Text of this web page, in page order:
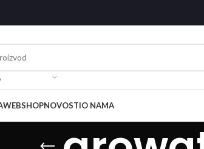
WEBSHOPNOVOSTIO NAMA